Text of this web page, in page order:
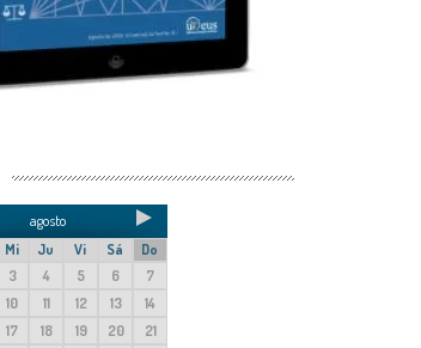
agosto
Mi Ju Vi Sá
Do
3 4 5 6
7
10 11 12 13
14
17 18 19 20
21